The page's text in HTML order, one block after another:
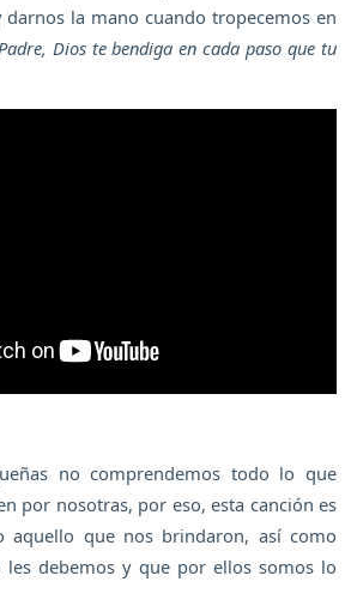
la mano cuando tropecemos en
Dios te bendiga en cada paso que tu
no comprendemos todo lo que
por nosotras, por eso, esta canción es
aquello que nos brindaron, así como
les debemos y que por ellos somos lo